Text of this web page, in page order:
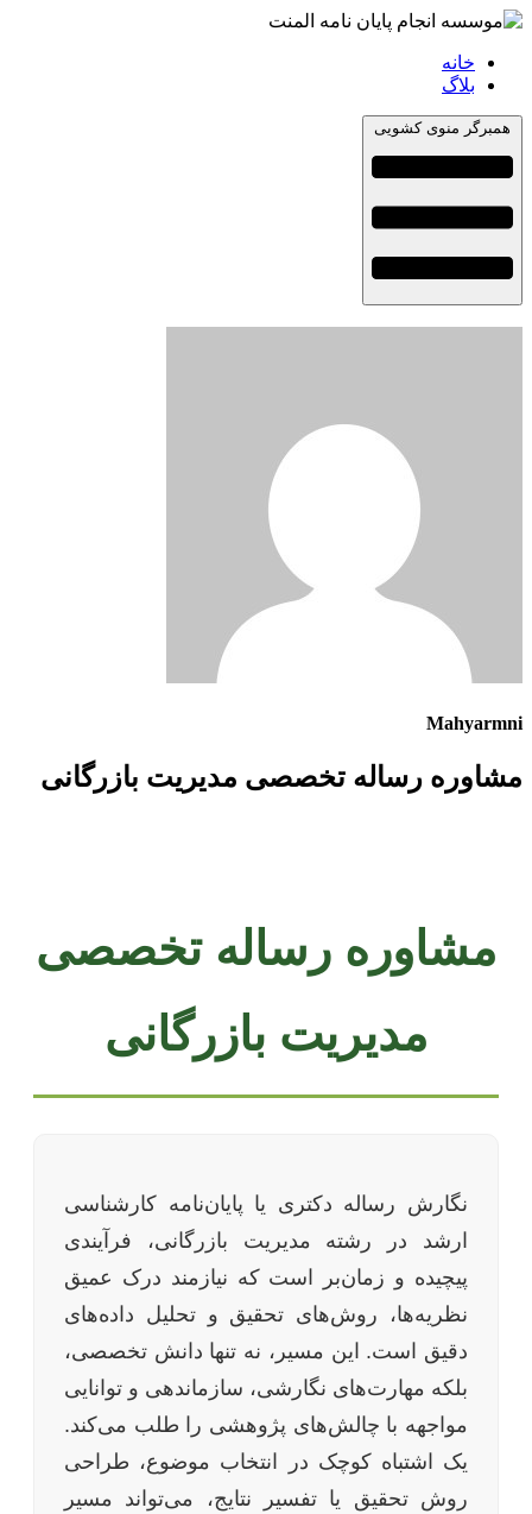
خانه
بلاگ
همبرگر منوی کشویی
Mahyarmni
مشاوره رساله تخصصی مدیریت بازرگانی
مشاوره رساله تخصصی
مدیریت بازرگانی
نگارش رساله دکتری یا پایان‌نامه کارشناسی
ارشد در رشته مدیریت بازرگانی، فرآیندی
پیچیده و زمان‌بر است که نیازمند درک عمیق
نظریه‌ها، روش‌های تحقیق و تحلیل داده‌های
دقیق است. این مسیر، نه تنها دانش تخصصی،
بلکه مهارت‌های نگارشی، سازماندهی و توانایی
مواجهه با چالش‌های پژوهشی را طلب می‌کند.
یک اشتباه کوچک در انتخاب موضوع، طراحی
روش تحقیق یا تفسیر نتایج، می‌تواند مسیر